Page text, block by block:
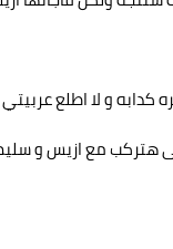
و لا اطلع عربيتي
هتركب مع ازيس و